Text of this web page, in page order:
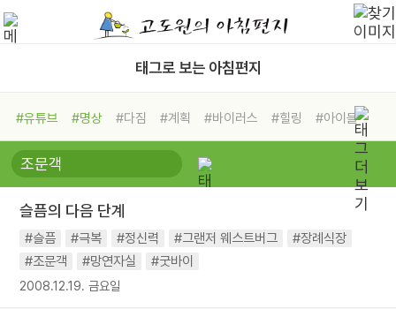
태그로 보는 아침편지
#유튜브 #명상 #다짐 #계획 #바이러스 #힐링
#아이들
#비전캠프
#독서캠프 #삶
#희망
#나눔 #친구 #링컨학교
#독서
#건강 #면역력
슬픔의 다음 단계
#슬픔 #극복 #정신력 #그랜저 웨스트버그
#장례식장
#조문객
#망연자실 #굿바이
2008.12.19. 금요일